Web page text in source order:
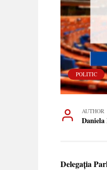
POLITIC
AUTHOR
Delegația